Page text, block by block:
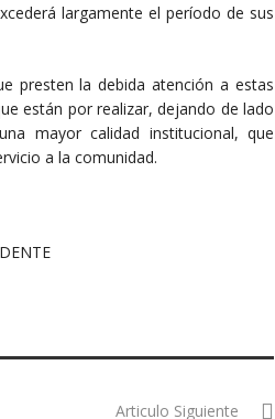
largamente el período de sus
presten la debida atención a estas
están por realizar, dejando de lado
mayor calidad institucional, que
a la comunidad.
Articulo Siguiente